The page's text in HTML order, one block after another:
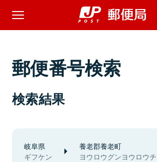
郵便番号検索
検索結果
岐阜県
ギフケン
養老郡養老町
ヨウロウグンヨウロウ